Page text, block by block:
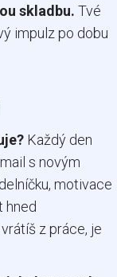
skladbu. Tvé
impulz po dobu
Každý den
s novým
motivace
hned
z práce, je